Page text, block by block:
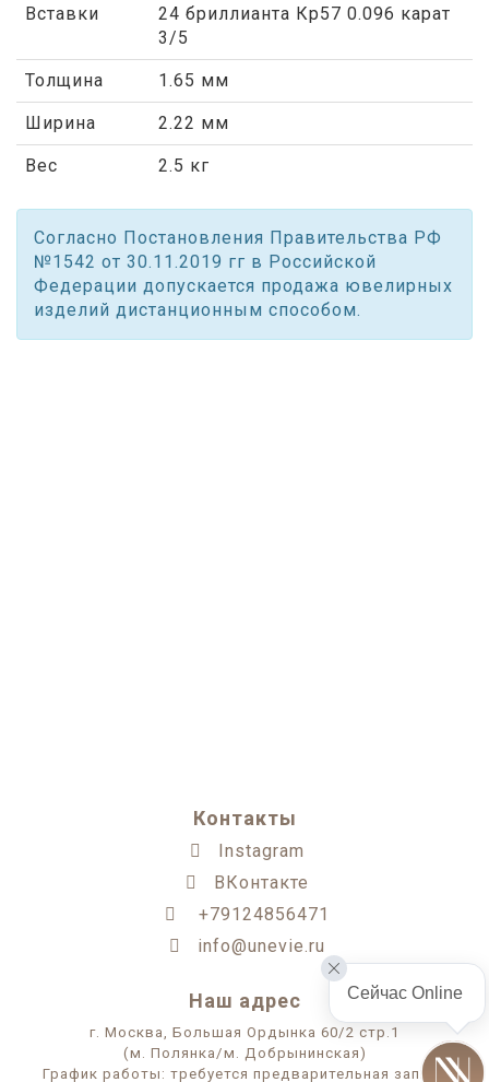
Вставки
24 бриллианта Кр57 0.096 карат
3/5
Толщина 1.65 мм
Ширина 2.22 мм
Вес 2.5 кг
Согласно Постановления Правительства РФ
№1542 от 30.11.2019 гг в Российской
Федерации допускается продажа ювелирных
изделий дистанционным способом.
Контакты
Instagram
ВКонтакте
+79124856471
info@unevie.ru
Наш адрес
г. Москва, Большая Ордынка 60/2 стр.1
(м. Полянка/м. Добрынинская)
График работы: требуется предварительная запись
Сейчас Online